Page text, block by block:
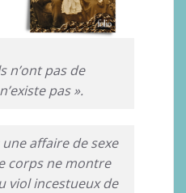
n’ont pas de
pas ».
une affaire de sexe
corps ne montre
viol incestueux de